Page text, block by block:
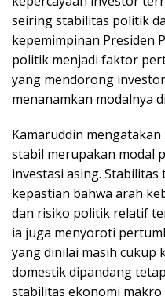
seiring stabilitas politik
kepemimpinan Presiden
politik menjadi faktor
yang mendorong
menanamkan modalnya
Kamaruddin
stabil merupakan modal
investasi asing.
kepastian bahwa arah
dan risiko politik relatif
ia juga menyoroti
yang dinilai masih cukup
domestik dipandang
stabilitas ekonomi